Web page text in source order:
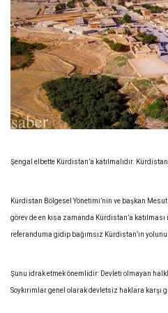
Şengal elbette Kürdistan’a katılmalıdır.
Kürdistan Bölgesel Yönetimi’nin ve başkan
görev de en kısa zamanda Kürdistan’a
referanduma gidip bağımsız Kürdistan’ın
Şunu idrak etmek önemlidir: Devleti olmayan
Soykırımlar genel olarak devletsiz haklara karşı